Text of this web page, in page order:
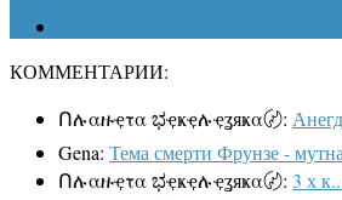
КОММЕНТАРИИ:
Ոሉαዙҿτα ಭҿҝҿሉҿʓяҝα〄:
Gena: Тема смерти Фрунзе -
Ոሉαዙҿτα ಭҿҝҿሉҿʓяҝα〄: 3 х